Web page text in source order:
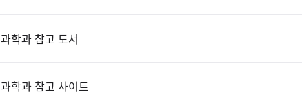
과학과 참고 도서
과학과 참고 사이트